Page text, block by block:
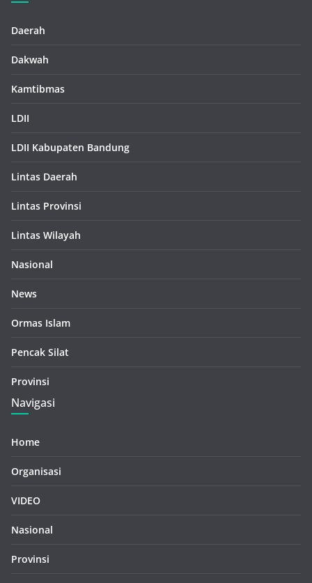
Daerah
Dakwah
Kamtibmas
LDII
LDII Kabupaten Bandung
Lintas Daerah
Lintas Provinsi
Lintas Wilayah
Nasional
News
Ormas Islam
Pencak Silat
Provinsi
Navigasi
Home
Organisasi
VIDEO
Nasional
Provinsi